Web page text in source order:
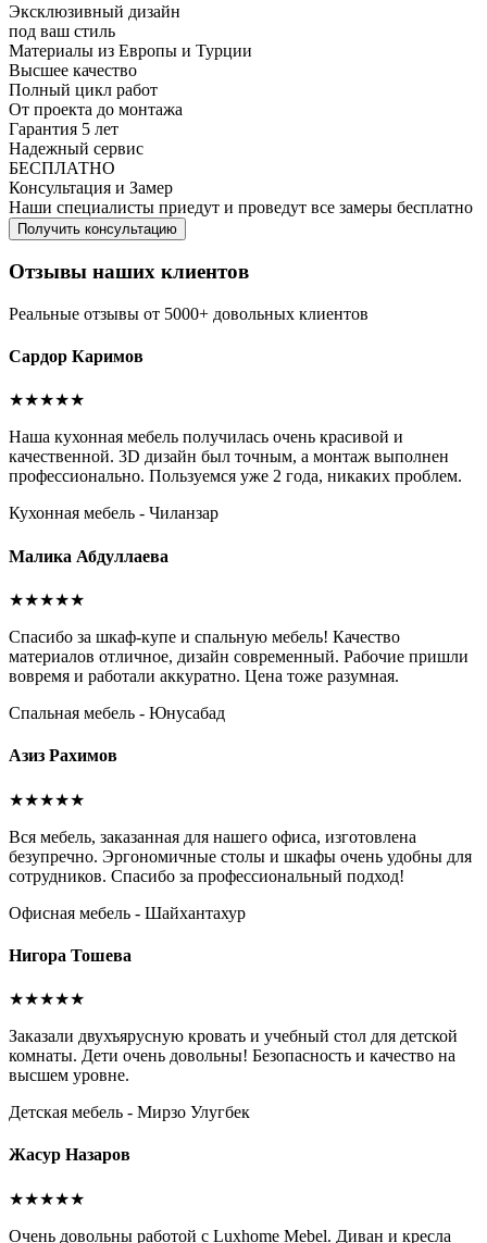
Эксклюзивный дизайн
под ваш стиль
Материалы из Европы и Турции
Высшее качество
Полный цикл работ
От проекта до монтажа
Гарантия 5 лет
Надежный сервис
БЕСПЛАТНО
Консультация и Замер
Наши специалисты приедут и проведут все замеры бесплатно
Получить консультацию
Отзывы наших клиентов
Реальные отзывы от 5000+ довольных клиентов
Сардор Каримов
★★★★★
Наша кухонная мебель получилась очень красивой и
качественной. 3D дизайн был точным, а монтаж выполнен
профессионально. Пользуемся уже 2 года, никаких проблем.
Кухонная мебель - Чиланзар
Малика Абдуллаева
★★★★★
Спасибо за шкаф-купе и спальную мебель! Качество
материалов отличное, дизайн современный. Рабочие пришли
вовремя и работали аккуратно. Цена тоже разумная.
Спальная мебель - Юнусабад
Азиз Рахимов
★★★★★
Вся мебель, заказанная для нашего офиса, изготовлена
безупречно. Эргономичные столы и шкафы очень удобны для
сотрудников. Спасибо за профессиональный подход!
Офисная мебель - Шайхантахур
Нигора Тошева
★★★★★
Заказали двухъярусную кровать и учебный стол для детской
комнаты. Дети очень довольны! Безопасность и качество на
высшем уровне.
Детская мебель - Мирзо Улугбек
Жасур Назаров
★★★★★
Очень довольны работой с Luxhome Mebel. Диван и кресла